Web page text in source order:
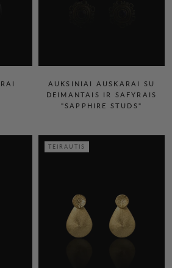
AUKSINIAI AUSKARAI SU
DEIMANTAIS IR SAFYRAIS
"SAPPHIRE STUDS"
TEIRAUTIS